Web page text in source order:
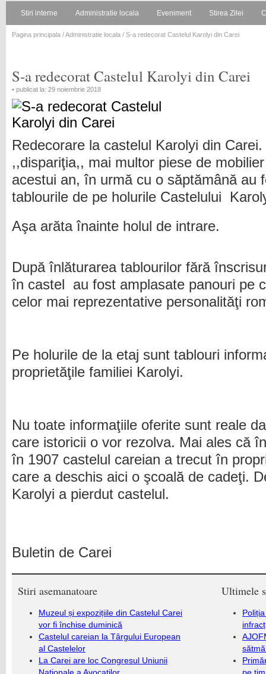
Stiri interne Administratie locala Eveniment Stirea Zilei
Pagina principala /Administratie locala / S-a redecorat Castelul Karolyi din Carei
S-a redecorat Castelul Karolyi din Carei
• publicat la: 29 noiembrie 2018
Redecorare la castelul Karolyi din Carei.
,,dispariţia,, mai multor piese de
acestui an, în urmă cu o săptămână au
tablourile de pe holurile Castelului
Aşa arăta înainte holul de intrare.
După înlăturarea tablourilor fără
în castel au fost amplasate panouri pe
celor mai reprezentative personalităţi
Pe holurile de la etaj sunt tablouri
proprietăţile familiei Karolyi.
Nu toate informaţiile oferite sunt reale
care istoricii o vor rezolva. Mai ales că
în 1907 castelul careian a trecut în
care a deschis aici o şcoală de cadeţi.
Karolyi a pierdut castelul.
Buletin de Carei
Stiri asemanatoare
Muzeul și expozițiile din Castelul Carei
vor fi închise duminică
Castelul careian la Târgului European
al Castelelor
La Carei are loc Congresul Uniunii
Ultimele